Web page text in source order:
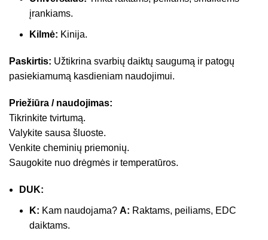
įrankiams.
Kilmė: Kinija.
Paskirtis: Užtikrina svarbių daiktų saugumą ir patogų
pasiekiamumą kasdieniam naudojimui.
Priežiūra / naudojimas:
Tikrinkite tvirtumą.
Valykite sausa šluoste.
Venkite cheminių priemonių.
Saugokite nuo drėgmės ir temperatūros.
DUK:
K: Kam naudojama? A: Raktams, peiliams, EDC
daiktams.